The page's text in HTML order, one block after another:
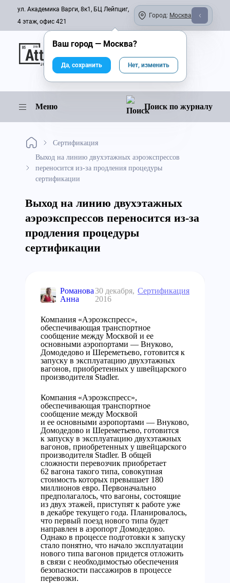
ул. Академика Варги, 8к1, БЦ Лейпциг,
4 этаж, офис 421
Город: Москва
Онлайн-журнал
Меню Поиск по журналу
Сертификация
Выход на линию двухэтажных аэроэкспрессов
переносится из-за продления процедуры
сертификации
Выход на линию двухэтажных
аэроэкспрессов переносится из-за
продления процедуры
сертификации
Романова
Анна
30 декабря,
2016
Сертификация
Компания «Аэроэкспресс»,
обеспечивающая транспортное
сообщение между Москвой и ее
основными аэропортами — Внуково,
Домодедово и Шереметьево, готовится к
запуску в эксплуатацию двухэтажных
вагонов, приобретенных у швейцарского
производителя Stadler.
Компания «Аэроэкспресс»,
обеспечивающая транспортное
сообщение между Москвой
и ее основными аэропортами — Внуково,
Домодедово и Шереметьево, готовится
к запуску в эксплуатацию двухэтажных
вагонов, приобретенных у швейцарского
производителя Stadler. В общей
сложности перевозчик приобретает
62 вагона такого типа, совокупная
стоимость которых превышает 180
миллионов евро. Первоначально
предполагалось, что вагоны, состоящие
из двух этажей, приступят к работе уже
в декабре текущего года. Планировалось,
что первый поезд нового типа будет
направлен в аэропорт Домодедово.
Однако в процессе подготовки к запуску
стало понятно, что начало эксплуатации
нового типа вагонов придется отложить
в связи с необходимостью обеспечения
безопасности пассажиров в процессе
перевозки.
Ваш город — Москва?
Да, сохранить Нет, изменить